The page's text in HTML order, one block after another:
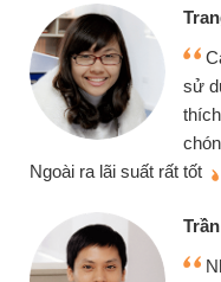
sử
Ngoài ra lãi suất rất tốt